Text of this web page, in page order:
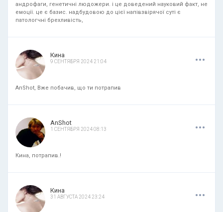
андрофаги, генетичні людожери. і це доведений науковий факт, не
емоції. це є базис. надбудовою до цієї напівзвірячої суті є
патологчні брехливість,
Кина
9 СЕНТЯБРЯ 2024 21:04 ...
AnShot, Вже побачив, що ти потрапив
AnShot
1 СЕНТЯБРЯ 2024 08:13 ...
Кина, потрапив.!
Кина
31 АВГУСТА 2024 23:24 ...